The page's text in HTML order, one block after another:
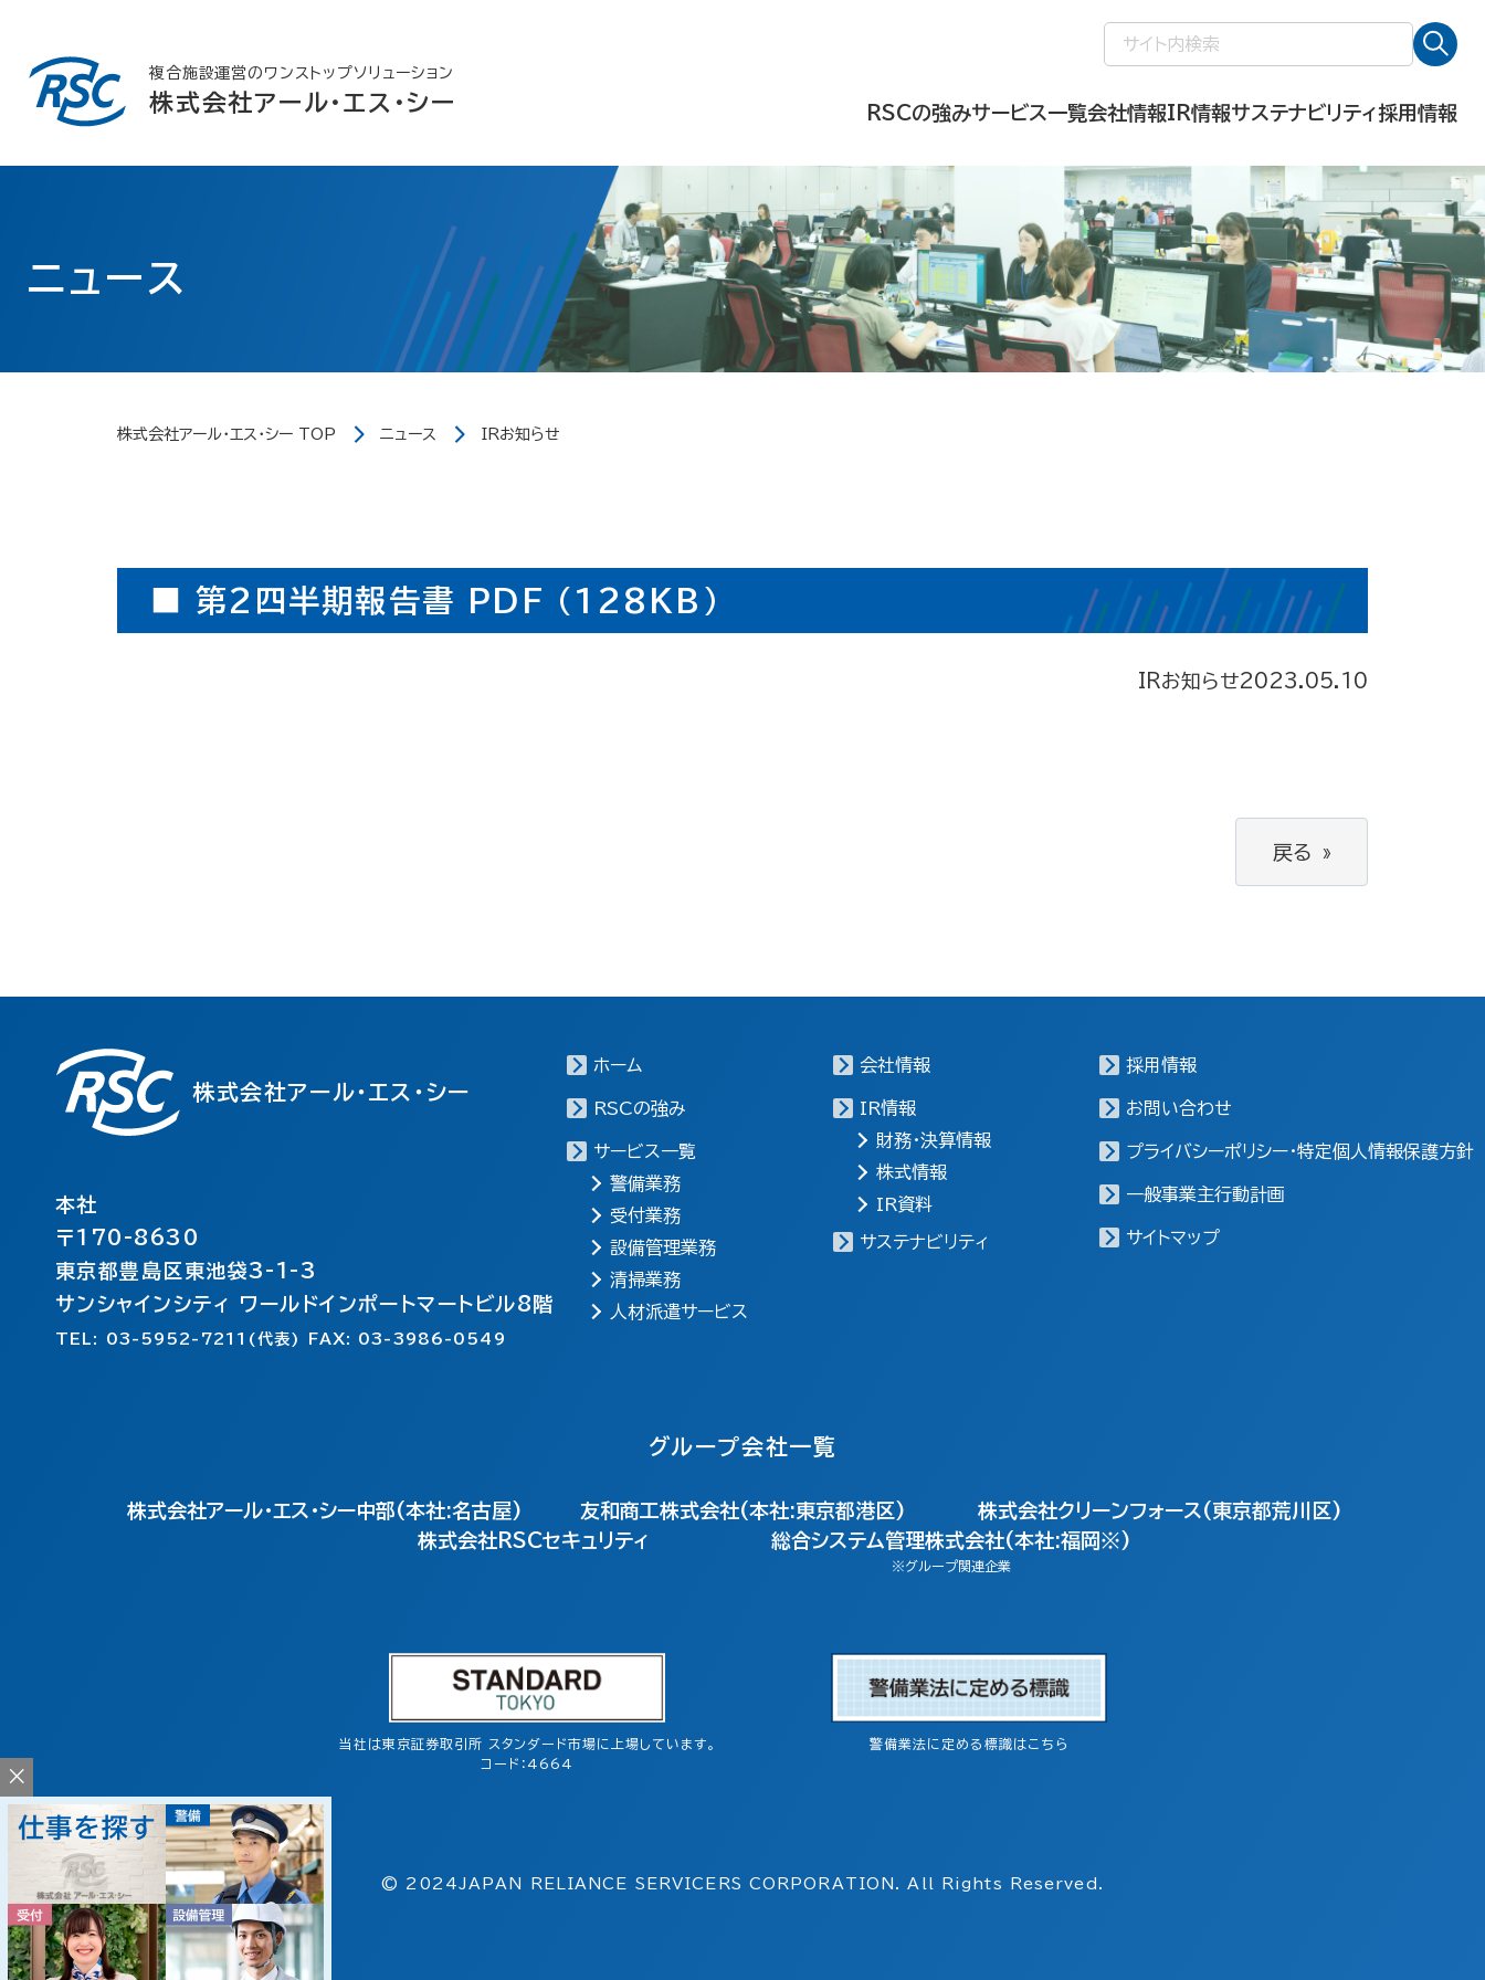
content
複合施設運営のワンストップソリューション
株式会社アール・エス・シー
索:
RSCの強みサービス一覧会社情報IR情報サステナビリティ採用情報
ニュース
株式会社アール・エス・シー TOP ニュース IRお知らせ
■ 第2四半期報告書 PDF (128KB)
IRお知らせ2023.05.10
戻る »
×
株式会社アール・エス・シー
本社
〒170-8630
東京都豊島区東池袋3-1-3
サンシャインシティ ワールドインポートマートビル8階
TEL: 03-5952-7211(代表) FAX: 03-3986-0549
ホーム
RSCの強み
サービス一覧
警備業務
受付業務
設備管理業務
清掃業務
人材派遣サービス
会社情報
IR情報
財務・決算情報
株式情報
IR資料
サステナビリティ
採用情報
お問い合わせ
プライバシーポリシー・特定個人情報保護方針
一般事業主行動計画
サイトマップ
グループ会社一覧
株式会社アール・エス・シー中部(本社:名古屋) 友和商工株式会社(本社:東京都港区)
株式会社クリーンフォース(東京都荒川区)
株式会社RSCセキュリティ
総合システム管理株式会社(本社:福岡※)
※グループ関連企業
当社は東京証券取引所 スタンダード市場に上場しています。
コード：4664
警備業法に定める標識はこちら
© 2024JAPAN RELIANCE SERVICERS CORPORATION. All Rights Reserved.